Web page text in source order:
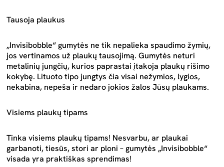
Tausoja plaukus
„Invisibobble“ gumytės ne tik nepalieka spaudimo žymių,
jos vertinamos už plaukų tausojimą. Gumytės neturi
metalinių jungčių, kurios paprastai įtakoja plaukų rišimo
kokybę. Lituoto tipo jungtys čia visai nežymios, lygios,
nekabina, nepeša ir nedaro jokios žalos Jūsų plaukams.
Visiems plaukų tipams
Tinka visiems plaukų tipams! Nesvarbu, ar plaukai
garbanoti, tiesūs, stori ar ploni – gumytės „Invisibobble“
visada yra praktiškas sprendimas!